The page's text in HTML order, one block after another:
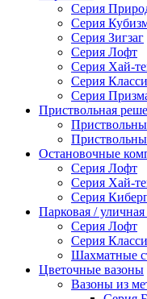
Серия
Серия
Серия Зигзаг
Серия Лофт
Серия Хай-
Серия
Серия
Приствольная
Остановочные
Серия Лофт
Серия Хай-
Серия
Парковая /
Серия Лофт
Серия
Шахматные
Цветочные вазоны
Вазоны из